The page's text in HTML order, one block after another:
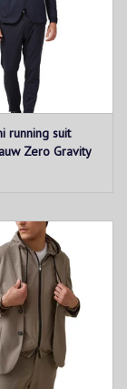
running suit
Zero Gravity